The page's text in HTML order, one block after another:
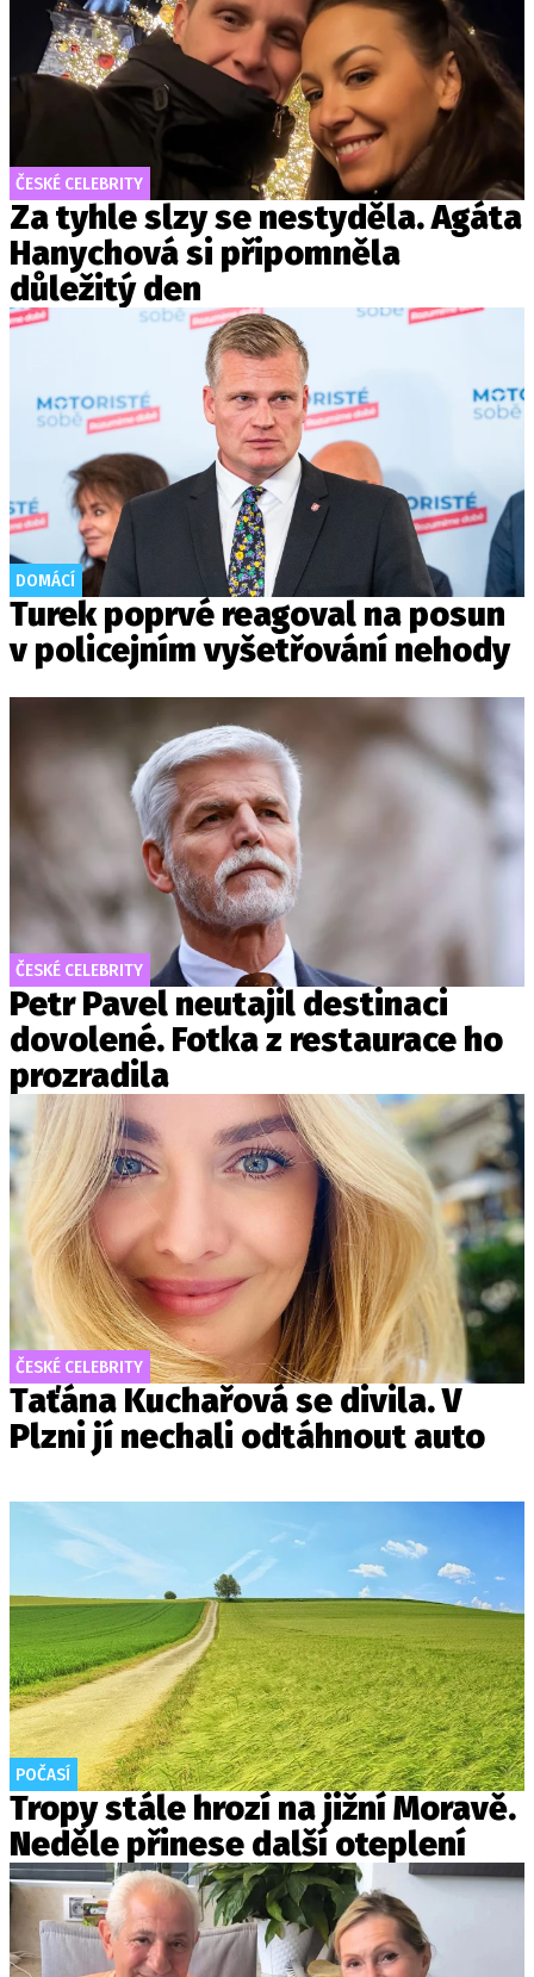
ČESKÉ CELEBRITY
Za tyhle slzy se nestyděla. Agáta
Hanychová si připomněla
důležitý den
DOMÁCÍ
Turek poprvé reagoval na posun
v policejním vyšetřování nehody
ČESKÉ CELEBRITY
Petr Pavel neutajil destinaci
dovolené. Fotka z restaurace ho
prozradila
ČESKÉ CELEBRITY
Taťána Kuchařová se divila. V
Plzni jí nechali odtáhnout auto
POČASÍ
Tropy stále hrozí na jižní Moravě.
Neděle přinese další oteplení